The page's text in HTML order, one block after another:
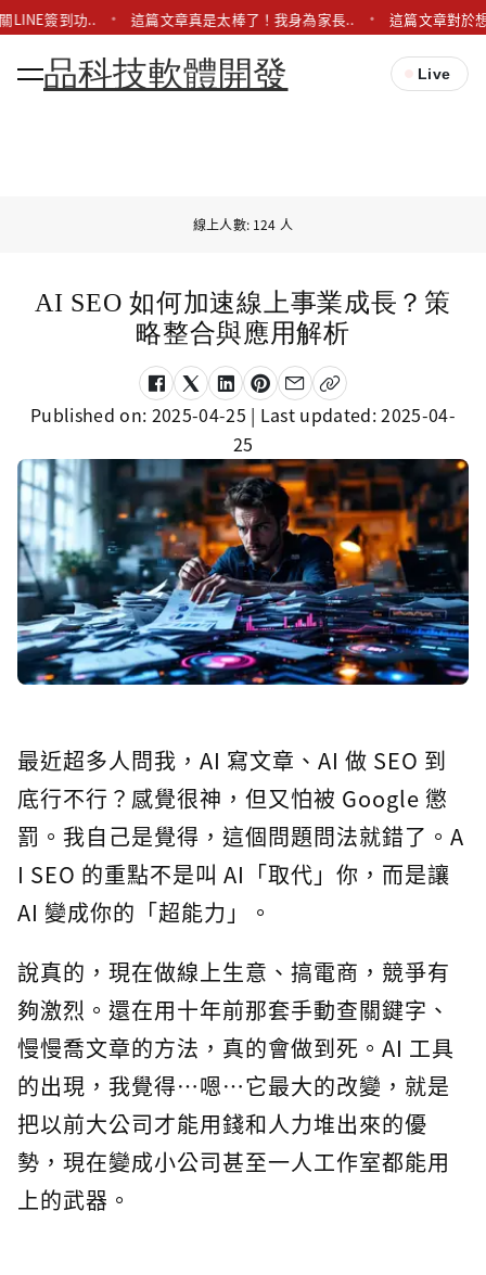
LINE簽到功.. 這篇文章真是太棒了！我身為家長.. 這篇文章對於
品科技軟體開發 Live
線上人數: 124 人
AI SEO 如何加速線上事業成長？策
略整合與應用解析
Published on: 2025-04-25 | Last updated:2025-04-
25
最近超多人問我，AI 寫文章、AI 做 SEO 到
底行不行？感覺很神，但又怕被 Google 懲
罰。我自己是覺得，這個問題問法就錯了。A
I SEO 的重點不是叫 AI「取代」你，而是讓
AI 變成你的「超能力」。
說真的，現在做線上生意、搞電商，競爭有
夠激烈。還在用十年前那套手動查關鍵字、
慢慢喬文章的方法，真的會做到死。AI 工具
的出現，我覺得…嗯…它最大的改變，就是
把以前大公司才能用錢和人力堆出來的優
勢，現在變成小公司甚至一人工作室都能用
上的武器。